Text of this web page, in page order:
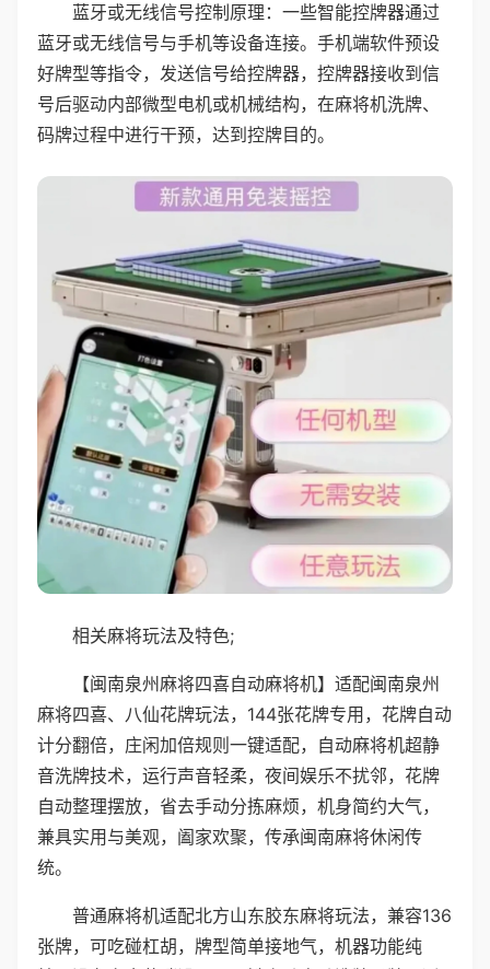
蓝牙或无线信号控制原理：一些智能控牌器通过
蓝牙或无线信号与手机等设备连接。手机端软件预设
好牌型等指令，发送信号给控牌器，控牌器接收到信
号后驱动内部微型电机或机械结构，在麻将机洗牌、
码牌过程中进行干预，达到控牌目的。
相关麻将玩法及特色;
【闽南泉州麻将四喜自动麻将机】适配闽南泉州
麻将四喜、八仙花牌玩法，144张花牌专用，花牌自动
计分翻倍，庄闲加倍规则一键适配，自动麻将机超静
音洗牌技术，运行声音轻柔，夜间娱乐不扰邻，花牌
自动整理摆放，省去手动分拣麻烦，机身简约大气，
兼具实用与美观，阖家欢聚，传承闽南麻将休闲传
统。
普通麻将机适配北方山东胶东麻将玩法，兼容136
张牌，可吃碰杠胡，牌型简单接地气，机器功能纯